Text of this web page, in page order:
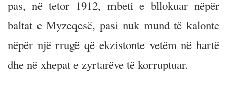
pas, në tetor 1912, mbeti e bllokuar nëpër
baltat e Myzeqesë, pasi nuk mund të kalonte
nëpër një rrugë që ekzistonte vetëm në hartë
dhe në xhepat e zyrtarëve të korruptuar.